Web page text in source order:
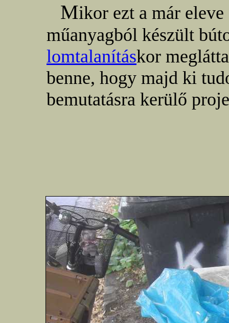
Mikor ezt a már
műanyagból készült
lomtalanításkor
benne, hogy majd ki
bemutatásra kerülő